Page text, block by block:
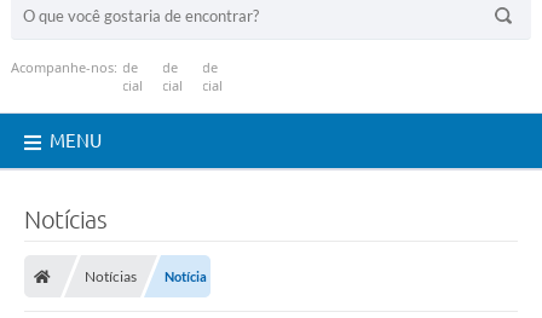
Acompanhe-nos:
MENU
Notícias
Notícias Notícia